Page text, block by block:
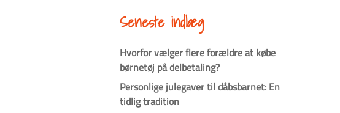
Seneste indlæg
Hvorfor vælger flere forældre at købe
børnetøj på delbetaling?
Personlige julegaver til dåbsbarnet: En
tidlig tradition